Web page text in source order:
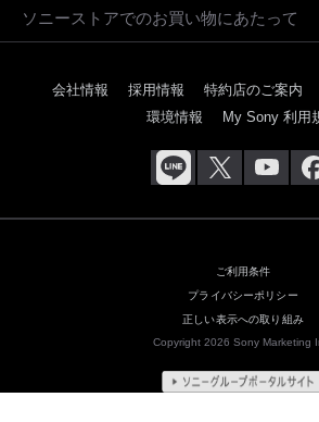
ソニーストアでのお買い物にあたって
会社情報 採用情報 特約店のご案内
環境情報
My Sony 利用
ご利用条件
プライバシーポリシー
正しい表示への取り組み
Copyright 2026 Sony Marketing